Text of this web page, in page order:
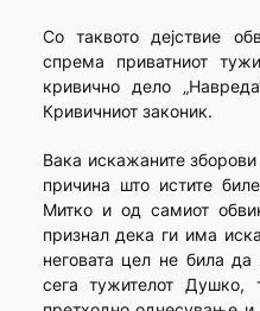
Со таквото дејствие
спрема приватниот
кривично дело
Кривичниот законик.
Вака искажаните
причина што истите
Митко и од самиот
признал дека ги има
неговата цел не била
сега тужителот Душко,